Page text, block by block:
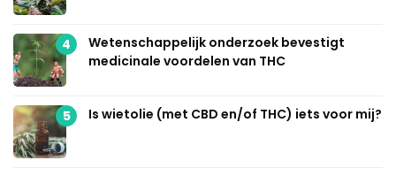
4
Wetenschappelijk onderzoek bevestigt
medicinale voordelen van THC
5 Is wietolie (met CBD en/of THC) iets voor mij?